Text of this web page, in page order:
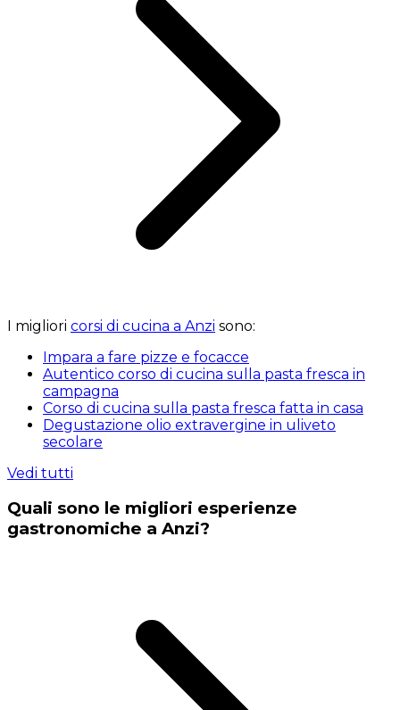
I migliori corsi di cucina a Anzi sono:
Impara a fare pizze e focacce
Autentico corso di cucina sulla pasta fresca in
campagna
Corso di cucina sulla pasta fresca fatta in casa
Degustazione olio extravergine in uliveto
secolare
Vedi tutti
Quali sono le migliori esperienze
gastronomiche a Anzi?